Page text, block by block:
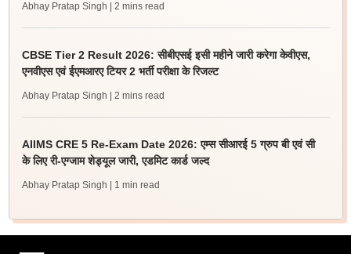
Abhay Pratap Singh | 2 mins read
CBSE Tier 2 Result 2026: सीबीएसई इसी महीने जारी करेगा केवीएस,
एनवीएस एवं ईएमआरए टियर 2 भर्ती परीक्षा के रिजल्ट
Abhay Pratap Singh | 2 mins read
AIIMS CRE 5 Re-Exam Date 2026: एम्स सीआरई 5 ग्रुप बी एवं सी
के लिए री-एग्जाम शेड्यूल जारी, एडमिट कार्ड जल्द
Abhay Pratap Singh | 1 min read